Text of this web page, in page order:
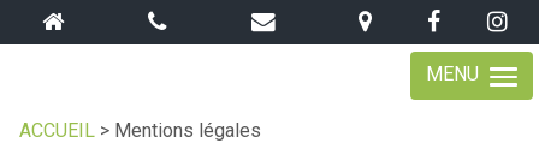
MENU
ACCUEIL > Mentions légales